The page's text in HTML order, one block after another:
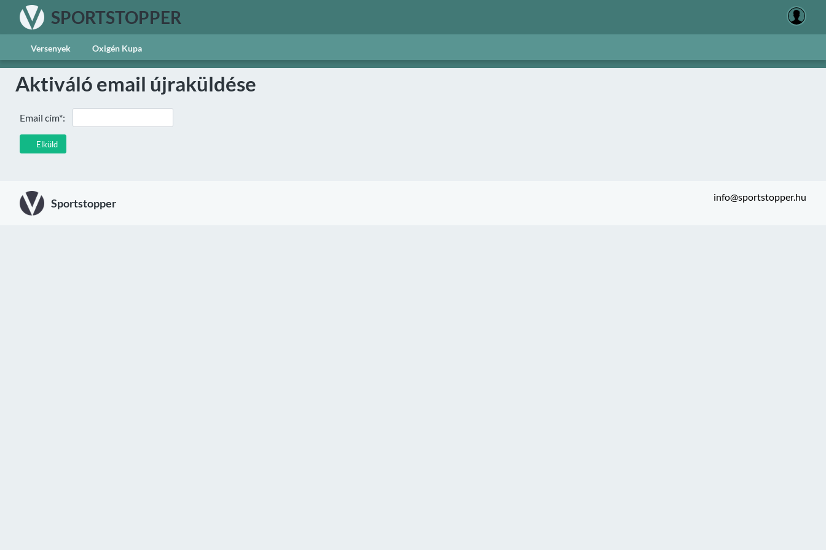
SPORTSTOPPER
Versenyek Oxigén Kupa
Aktiváló email újraküldése
Elküld
Email cím*:
Sportstopper info@sportstopper.hu